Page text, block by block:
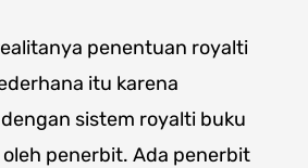
penentuan royalti
itu karena
sistem royalti buku
penerbit. Ada penerbit